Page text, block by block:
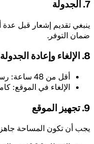
7. الجدولة
ينبغي تقديم إشعار قبل عدة
ضمان التوفر.
8. الإلغاء وإعادة الجدولة
أقل من 48 ساعة: رسم أدنى £100
الإلغاء في الموقع:
9. تجهيز الموقع
يجب أن تكون المساحة